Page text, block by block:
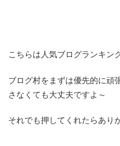
こちらは人気ブログランキン
ブログ村をまずは優先的に頑
さなくても大丈夫ですよ～
それでも押してくれたらあり